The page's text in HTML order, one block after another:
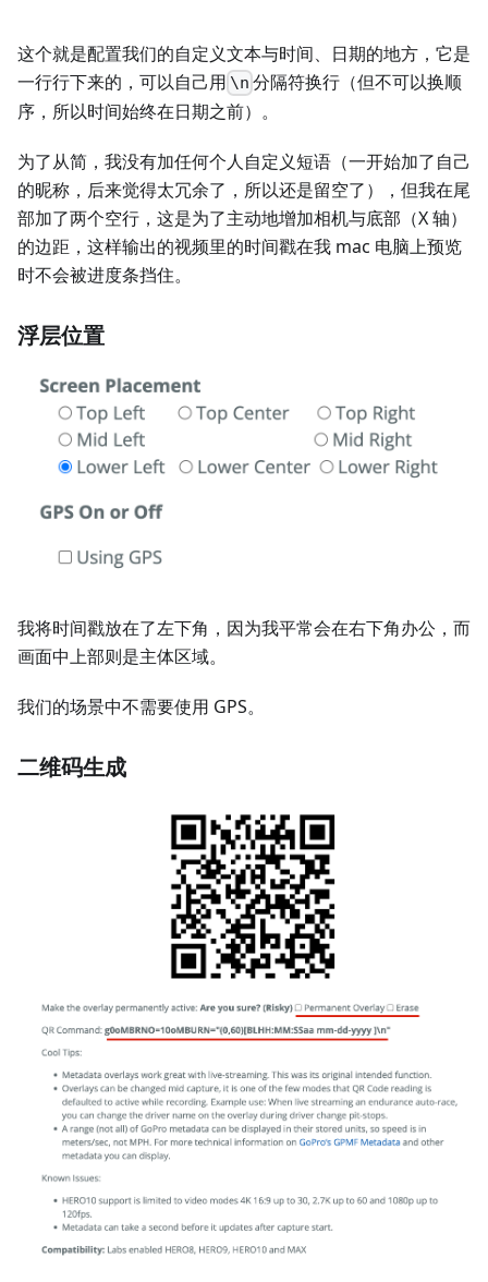
这个就是配置我们的自定义文本与时间、日期的地方，它是
一行行下来的，可以自己用 \n 分隔符换行（但不可以换顺
序，所以时间始终在日期之前）。
为了从简，我没有加任何个人自定义短语（一开始加了自己
的昵称，后来觉得太冗余了，所以还是留空了），但我在尾
部加了两个空行，这是为了主动地增加相机与底部（X 轴）
的边距，这样输出的视频里的时间戳在我 mac 电脑上预览
时不会被进度条挡住。
浮层位置
我将时间戳放在了左下角，因为我平常会在右下角办公，而
画面中上部则是主体区域。
我们的场景中不需要使用 GPS。
二维码生成